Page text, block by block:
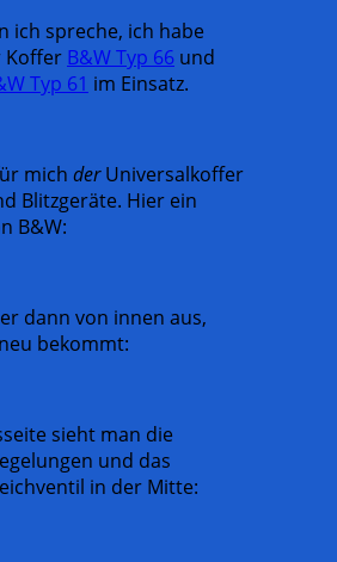
ich spreche, ich habe
Koffer B&W Typ 66 und
Typ 61 im Einsatz.
mich derUniversalkoffer
Blitzgeräte. Hier ein
B&W:
dann von innen aus,
bekommt:
sieht man die
und das
in der Mitte: